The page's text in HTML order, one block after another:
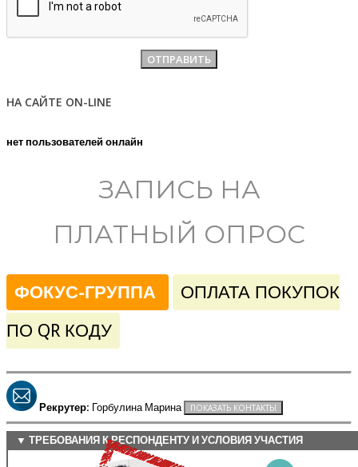
НА САЙТЕ ON-LINE
нет пользователей онлайн
ЗАПИСЬ НА
ПЛАТНЫЙ ОПРОС
ФОКУС-ГРУППА
ОПЛАТА ПОКУПОК
ПО QR КОДУ
Рекрутер: Горбулина Марина
▼ ТРЕБОВАНИЯ К РЕСПОНДЕНТУ И УСЛОВИЯ УЧАСТИЯ